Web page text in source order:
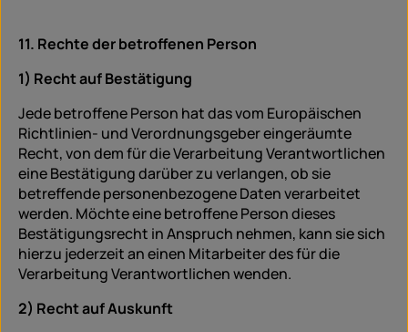
11. Rechte der betroffenen Person
1) Recht auf Bestätigung
Jede betroffene Person hat das vom Europäischen
Richtlinien- und Verordnungsgeber eingeräumte
Recht, von dem für die Verarbeitung Verantwortlichen
eine Bestätigung darüber zu verlangen, ob sie
betreffende personenbezogene Daten verarbeitet
werden. Möchte eine betroffene Person dieses
Bestätigungsrecht in Anspruch nehmen, kann sie sich
hierzu jederzeit an einen Mitarbeiter des für die
Verarbeitung Verantwortlichen wenden.
2) Recht auf Auskunft